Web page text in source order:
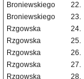
Broniewskiego
22.
Broniewskiego
23.
Rzgowska
24.
Rzgowska
25.
Rzgowska
26.
Rzgowska
27.
Rzgowska
28.